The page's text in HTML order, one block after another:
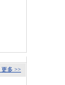
更多 >>